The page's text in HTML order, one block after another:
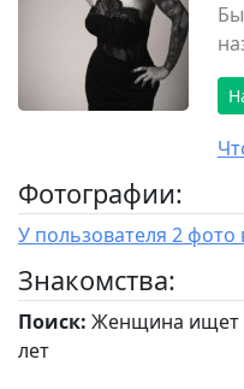
Фотографии:
У
Знакомства:
Поиск: Женщина ищет
лет